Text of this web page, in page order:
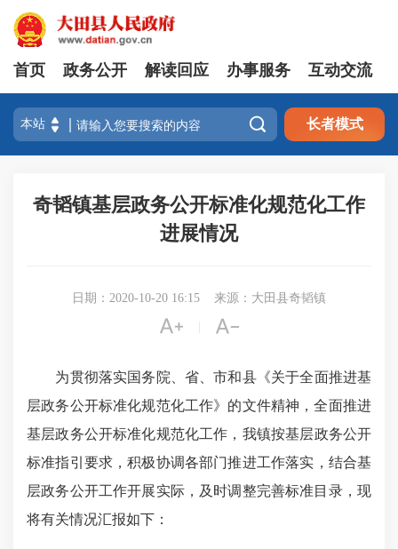
首页 政务公开 解读回应 办事服务 互动交流
 长者模式
奇韬镇基层政务公开标准化规范化工作
进展情况
日期：2020-10-20 16:15 来源：大田县奇韬镇
 
为贯彻落实国务院、省 、市和县《关于全面推进基
层政务公开标准化规范化工作》 的文件精神，全面推进
基层政务公开标准化规范化工作，我镇按基层政务公开
标准指引要求，积极协调各部门推进工作落实，结合基
层政务公开工作开展实际，及时调整完善标准目录，现
将有关情况汇报如下：